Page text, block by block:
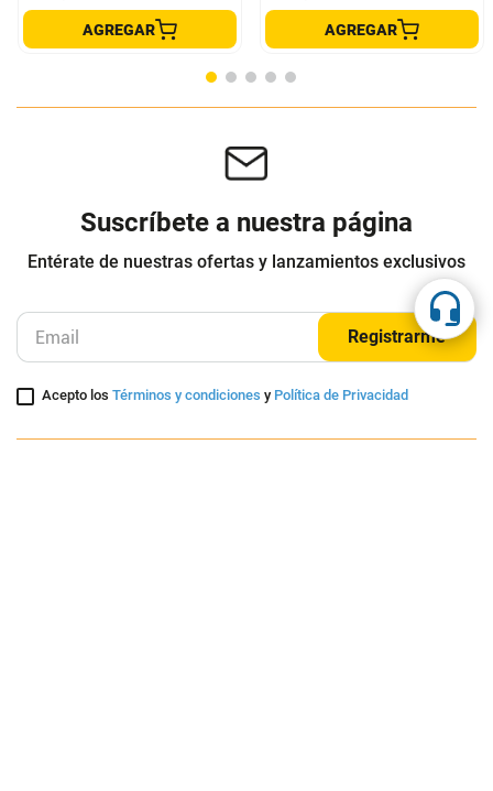
Celular OPPO A80 5G 256GB + 8GB
OPPO
Celular Motorola Moto G35 5G
256GB /4GB Nrj + Buds 6 Play Blk
MOTOROLA
$ 099
Suscríbete a nuestra página
Entérate de nuestras ofertas y lanzamientos exclusivos